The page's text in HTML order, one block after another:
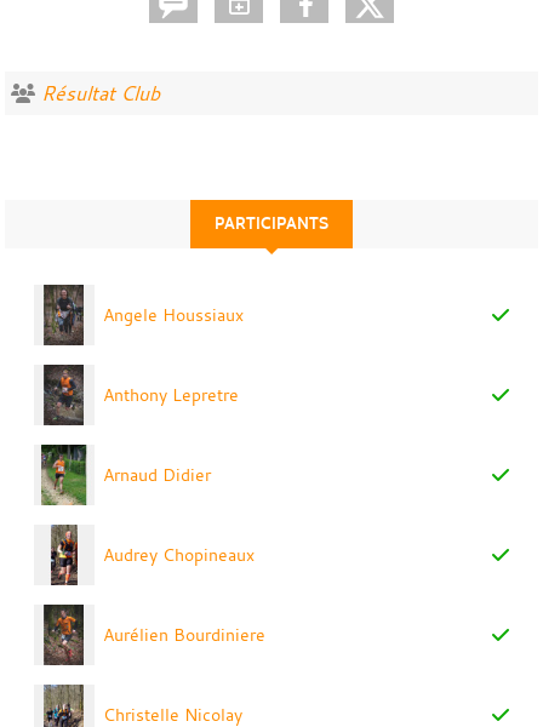
Résultat Club
PARTICIPANTS
Angele Houssiaux
Anthony Lepretre
Arnaud Didier
Audrey Chopineaux
Aurélien Bourdiniere
Christelle Nicolay